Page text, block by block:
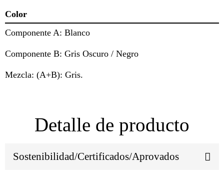
Color
Componente A: Blanco
Componente B: Gris Oscuro / Negro
Mezcla: (A+B): Gris.
Detalle de producto
Sostenibilidad/Certificados/Aprovados